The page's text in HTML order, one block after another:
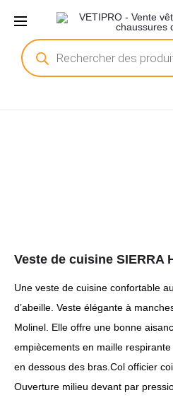
Recherche
de
produits
Veste de cuisine SIERRA
Une veste de cuisine confortable
d’abeille. Veste élégante à
Molinel. Elle offre une bonne
empiècements en maille
en dessous des bras.Col officier
Ouverture milieu devant par